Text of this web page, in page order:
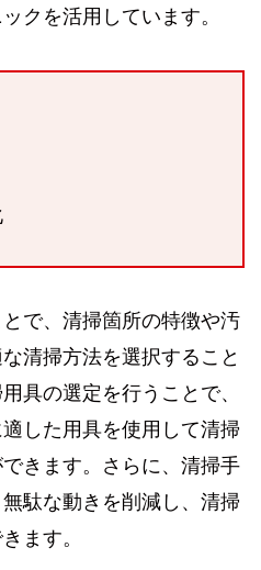
クを活用しています。
で、清掃箇所の特徴や汚
清掃方法を選択すること
具の選定を行うことで、
した用具を使用して清掃
きます。さらに、清掃手
駄な動きを削減し、清掃
ます。